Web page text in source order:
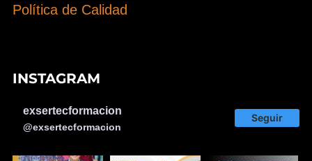
Política de Calidad
INSTAGRAM
exsertecformacion
@exsertecformacion
Seguir